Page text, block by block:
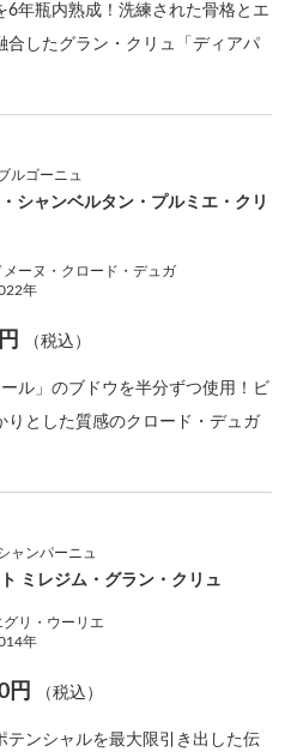
年瓶内熟成！洗練された骨格とエ
合したグラン・クリュ「ディアパ
ルゴーニュ
シャンベルタン・プルミエ・クリ
メーヌ・クロード・デュガ
年
（税込）
ル」のブドウを半分ずつ使用！ビ
りとした質感のクロード・デュガ
ャンパーニュ
ミレジム・グラン・クリュ
グリ・ウーリエ
年
円 （税込）
テンシャルを最大限引き出した伝